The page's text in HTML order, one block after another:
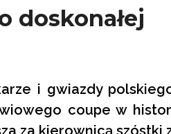
doskonałej
i gwiazdy
coupe w
za kierownicą szóstki